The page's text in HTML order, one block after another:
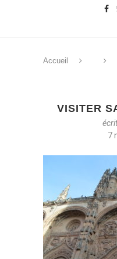
Accueil
VISITER
7